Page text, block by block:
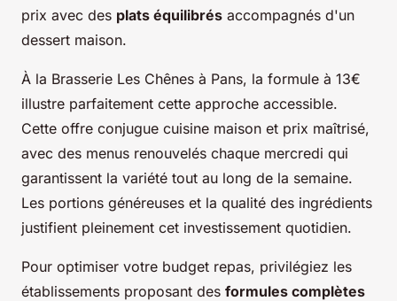
prix avec des plats équilibrés accompagnés d'un
dessert maison.
À la Brasserie Les Chênes à Pans, la formule à 13€
illustre parfaitement cette approche accessible.
Cette offre conjugue cuisine maison et prix maîtrisé,
avec des menus renouvelés chaque mercredi qui
garantissent la variété tout au long de la semaine.
Les portions généreuses et la qualité des ingrédients
justifient pleinement cet investissement quotidien.
Pour optimiser votre budget repas, privilégiez les
établissements proposant des formules complètes